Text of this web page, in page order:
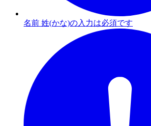
名前 姓(かな)の入力は必須です